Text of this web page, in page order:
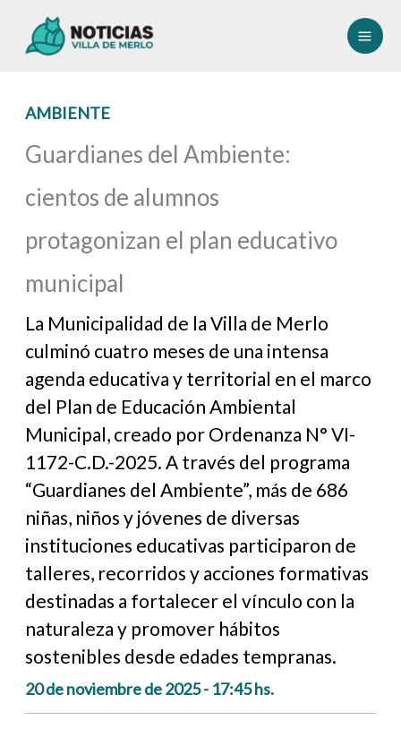
AMBIENTE
Guardianes del Ambiente:
cientos de alumnos
protagonizan el plan educativo
municipal
La Municipalidad de la Villa de Merlo
culminó cuatro meses de una intensa
agenda educativa y territorial en el marco
del Plan de Educación Ambiental
Municipal, creado por Ordenanza N° VI-
1172-C.D.-2025. A través del programa
“Guardianes del Ambiente”, más de 686
niñas, niños y jóvenes de diversas
instituciones educativas participaron de
talleres, recorridos y acciones formativas
destinadas a fortalecer el vínculo con la
naturaleza y promover hábitos
sostenibles desde edades tempranas.
20 de noviembre de 2025 - 17:45 hs.